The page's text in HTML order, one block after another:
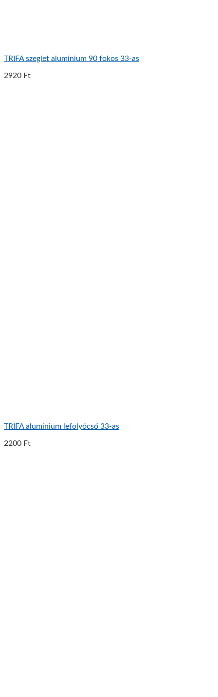
TRIFA szeglet alumínium 90 fokos 33-as
2920 Ft
TRIFA alumínium lefolyócső 33-as
2200 Ft